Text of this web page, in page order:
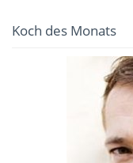
Koch des Monats